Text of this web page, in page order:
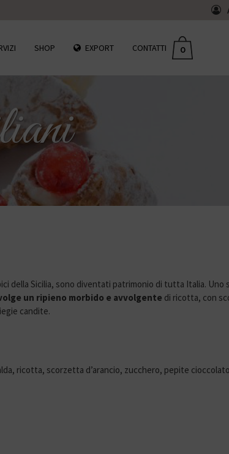
0
SHOP EXPORT CONTATTI
della Sicilia, sono diventati patrimonio di tutta Italia. Uno
un ripieno morbido e avvolgente di ricotta, con
candite.
ricotta, scorzetta d’arancio, zucchero, pepite